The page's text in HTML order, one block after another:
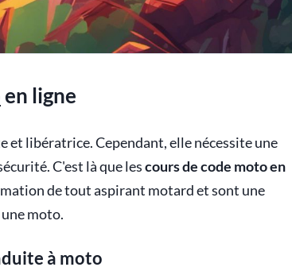
en ligne
et libératrice. Cependant, elle nécessite une
C'est là que lescours de code moto en
de tout aspirant motard et sont une
moto.
à moto